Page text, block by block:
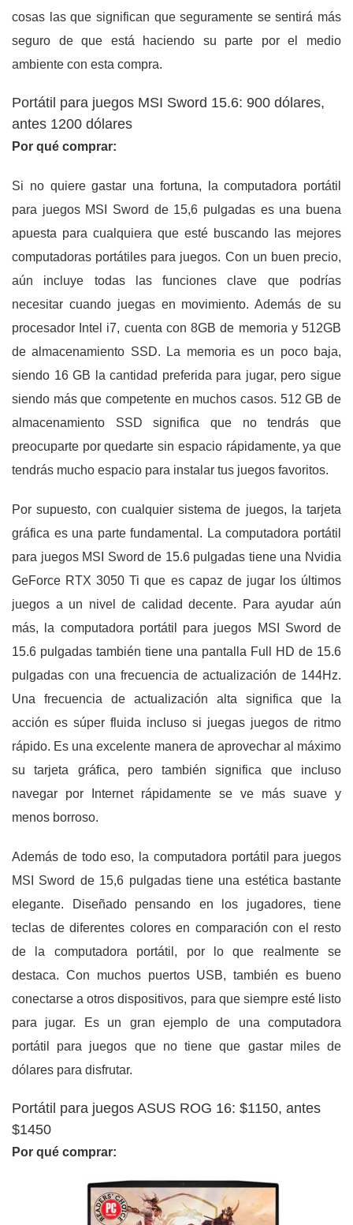
cosas las que significan que seguramente se sentirá más
seguro de que está haciendo su parte por el medio
ambiente con esta compra.
Portátil para juegos MSI Sword 15.6: 900 dólares,
antes 1200 dólares
Por qué comprar:
Si no quiere gastar una fortuna, la computadora portátil
para juegos MSI Sword de 15,6 pulgadas es una buena
apuesta para cualquiera que esté buscando las mejores
computadoras portátiles para juegos. Con un buen precio,
aún incluye todas las funciones clave que podrías
necesitar cuando juegas en movimiento. Además de su
procesador Intel i7, cuenta con 8GB de memoria y 512GB
de almacenamiento SSD. La memoria es un poco baja,
siendo 16 GB la cantidad preferida para jugar, pero sigue
siendo más que competente en muchos casos. 512 GB de
almacenamiento SSD significa que no tendrás que
preocuparte por quedarte sin espacio rápidamente, ya que
tendrás mucho espacio para instalar tus juegos favoritos.
Por supuesto, con cualquier sistema de juegos, la tarjeta
gráfica es una parte fundamental. La computadora portátil
para juegos MSI Sword de 15.6 pulgadas tiene una Nvidia
GeForce RTX 3050 Ti que es capaz de jugar los últimos
juegos a un nivel de calidad decente. Para ayudar aún
más, la computadora portátil para juegos MSI Sword de
15.6 pulgadas también tiene una pantalla Full HD de 15.6
pulgadas con una frecuencia de actualización de 144Hz.
Una frecuencia de actualización alta significa que la
acción es súper fluida incluso si juegas juegos de ritmo
rápido. Es una excelente manera de aprovechar al máximo
su tarjeta gráfica, pero también significa que incluso
navegar por Internet rápidamente se ve más suave y
menos borroso.
Además de todo eso, la computadora portátil para juegos
MSI Sword de 15,6 pulgadas tiene una estética bastante
elegante. Diseñado pensando en los jugadores, tiene
teclas de diferentes colores en comparación con el resto
de la computadora portátil, por lo que realmente se
destaca. Con muchos puertos USB, también es bueno
conectarse a otros dispositivos, para que siempre esté listo
para jugar. Es un gran ejemplo de una computadora
portátil para juegos que no tiene que gastar miles de
dólares para disfrutar.
Portátil para juegos ASUS ROG 16: $1150, antes
$1450
Por qué comprar: